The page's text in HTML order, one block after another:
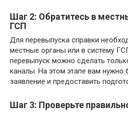
Шаг 2: Обратитесь в
ГСП
Для перевыпуска справки
местные органы или в систему
перевыпуск можно сделать
каналы. На этом этапе вам нужно
заявление и предоставить
Шаг 3: Проверьте